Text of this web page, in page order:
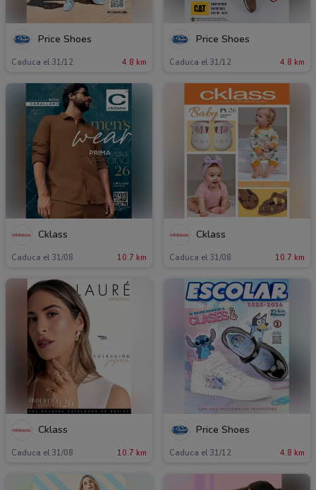
Price Shoes
Caduca el 31/12 4.8 km
Price Shoes
Caduca el 31/12 4.8 km
Cklass
Caduca el 31/08 10.7 km
Cklass
Caduca el 31/08 10.7 km
Cklass
Caduca el 31/08 10.7 km
Price Shoes
Caduca el 31/12 4.8 km